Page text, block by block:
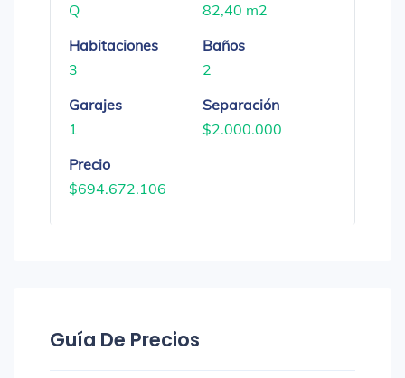
Q
82,40 m2
Habitaciones
3
Baños
2
Garajes
1
Separación
$2.000.000
Precio
$694.672.106
Guía De Precios